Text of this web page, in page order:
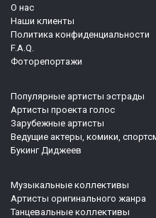
О нас
Наши клиенты
Политика конфиденциальности
F.A.Q.
Фоторепортажи
Популярные артисты эстрады
Артисты проекта голос
Зарубежные артисты
Ведущие актеры, комики,
Букинг Диджеев
Музыкальные коллективы
Артисты оригинального жанра
Танцевальные коллективы